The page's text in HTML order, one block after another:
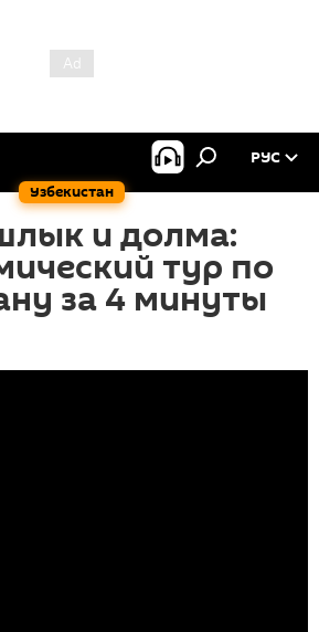
Узбекистан
РУС
и долма:
тур по
за 4 минуты